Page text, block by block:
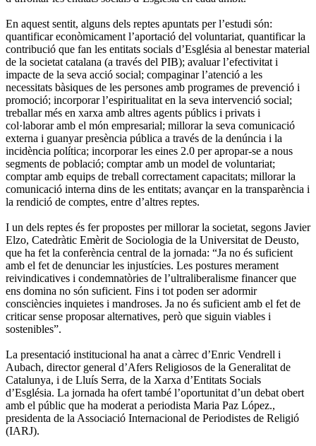
En aquest sentit, alguns dels reptes apuntats per l’estudi són:
quantificar econòmicament l’aportació del voluntariat, quantificar la
contribució que fan les entitats socials d’Església al benestar material
de la societat catalana (a través del PIB); avaluar l’efectivitat i
impacte de la seva acció social; compaginar l’atenció a les
necessitats bàsiques de les persones amb programes de prevenció i
promoció; incorporar l’espiritualitat en la seva intervenció social;
treballar més en xarxa amb altres agents públics i privats i
col·laborar amb el món empresarial; millorar la seva comunicació
externa i guanyar presència pública a través de la denúncia i la
incidència política; incorporar les eines 2.0 per apropar-se a nous
segments de població; comptar amb un model de voluntariat;
comptar amb equips de treball correctament capacitats; millorar la
comunicació interna dins de les entitats; avançar en la transparència i
la rendició de comptes, entre d’altres reptes.
I un dels reptes és fer propostes per millorar la societat, segons Javier
Elzo, Catedràtic Emèrit de Sociologia de la Universitat de Deusto,
que ha fet la conferència central de la jornada: “Ja no és suficient
amb el fet de denunciar les injustícies. Les postures merament
reivindicatives i condemnatòries de l’ultraliberalisme financer que
ens domina no són suficient. Fins i tot poden ser adormir
consciències inquietes i mandroses. Ja no és suficient amb el fet de
criticar sense proposar alternatives, però que siguin viables i
sostenibles”.
La presentació institucional ha anat a càrrec d’Enric Vendrell i
Aubach, director general d’Afers Religiosos de la Generalitat de
Catalunya, i de Lluís Serra, de la Xarxa d’Entitats Socials
d’Església. La jornada ha ofert també l’oportunitat d’un debat obert
amb el públic que ha moderat a periodista Maria Paz López.,
presidenta de la Associació Internacional de Periodistes de Religió
(IARJ).